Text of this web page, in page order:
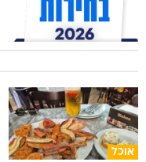
אוכל